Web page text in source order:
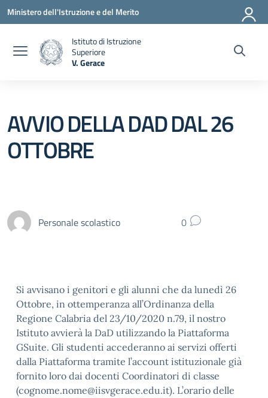
Vai ai contenuti
Vai al menu di navigazione
Vai al footer
Ministero dell'Istruzione e del Merito
Istituto di Istruzione
Superiore
V. Gerace
AVVIO DELLA DAD DAL 26
OTTOBRE
Personale scolastico 0
Si avvisano i genitori e gli alunni che da lunedì 26
Ottobre, in ottemperanza all’Ordinanza della
Regione Calabria del 23/10/2020 n.79, il nostro
Istituto avvierà la DaD utilizzando la Piattaforma
GSuite. Gli studenti accederanno ai servizi offerti
dalla Piattaforma tramite l’account istituzionale già
fornito loro dai docenti Coordinatori di classe
(cognome.nome@iisvgerace.edu.it). L’orario delle